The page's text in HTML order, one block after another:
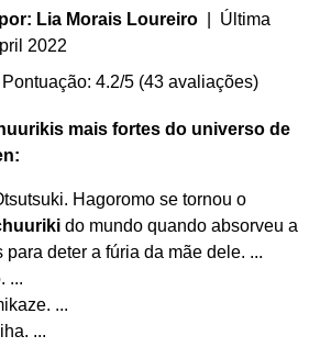
Lia Morais Loureiro | Última
2022
Pontuação: 4.2/5 (43 avaliações)
mais fortes do universo de
Hagoromo se tornou o
do mundo quando absorveu a
para deter a fúria da mãe dele. ...
...
...
...